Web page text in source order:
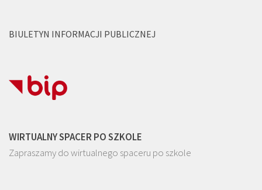
BIULETYN INFORMACJI PUBLICZNEJ
WIRTUALNY SPACER PO SZKOLE
Zapraszamy do wirtualnego spaceru po szkole